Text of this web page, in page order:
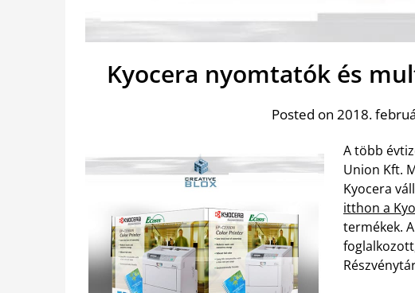
Kyocera nyomtatók és
Posted on 2018.
A több
Union Kft.
Kyocera
itthon a
termékek.